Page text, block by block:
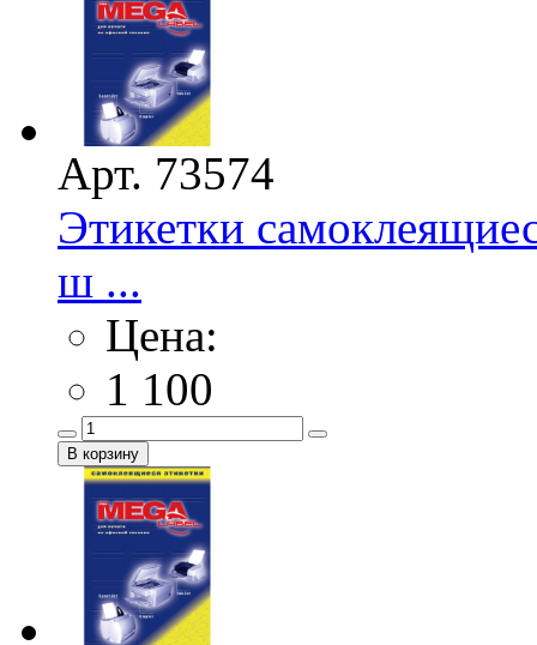
Арт. 73574
Этикетки
ш ...
Цена:
1 100